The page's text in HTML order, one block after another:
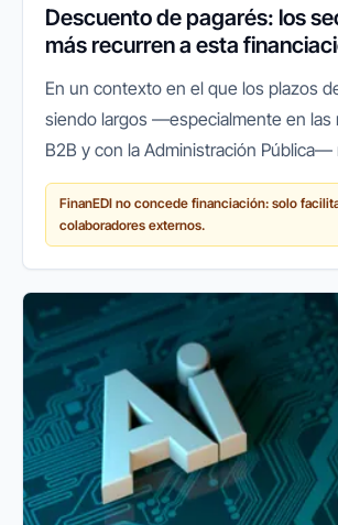
Descuento de pagarés: los
más recurren a esta
En un contexto en el que los plazos
siendo largos —especialmente en las
B2B y con la Administración Pública—
empresas españolas recurren a
les permitan mantener su...
FinanEDI no concede financiación: solo
colaboradores externos.